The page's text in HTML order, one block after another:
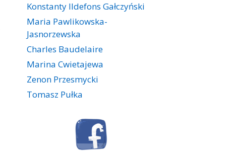
Konstanty Ildefons Gałczyński
Maria Pawlikowska-
Jasnorzewska
Charles Baudelaire
Marina Cwietajewa
Zenon Przesmycki
Tomasz Pułka